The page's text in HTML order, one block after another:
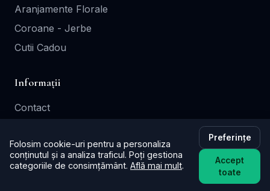
Aranjamente Florale
Coroane - Jerbe
Cutii Cadou
Informații
Contact
Politica de Confidențialitate
Politica de Retur
Folosim cookie-uri pentru a personaliza
conținutul și a analiza traficul. Poți gestiona
categoriile de consimțământ. Află mai mult.
Preferințe
Accept
toate